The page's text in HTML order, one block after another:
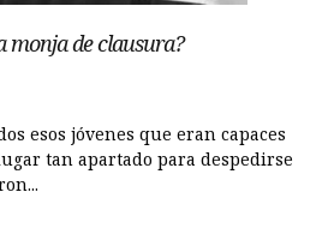
monja de clausura?
esos jóvenes que eran capaces
tan apartado para despedirse